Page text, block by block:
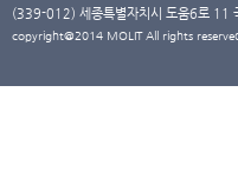
(339-012) 세종특별자치시 도움6로
copyright@2014 MOLIT All rights